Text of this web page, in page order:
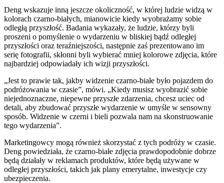
Deng wskazuje inną jeszcze okoliczność, w której ludzie widzą w
kolorach czarno-białych, mianowicie kiedy wyobrażamy sobie
odległą przyszłość. Badania wykazały, że ludzie, którzy byli
proszeni o pomyślenie o wydarzeniu w bliskiej bądź odległej
przyszłości oraz teraźniejszości, następnie zaś prezentowano im
serię fotografii, skłonni byli wybierać mniej kolorowe zdjęcia, które
najbardziej odpowiadały ich wizji przyszłości.
„Jest to prawie tak, jakby widzenie czarno-białe było pojazdem do
podróżowania w czasie”, mówi. „Kiedy musisz wyobrazić sobie
niejednoznaczne, niepewne przyszłe zdarzenia, chcesz uciec od
detali, aby zbudować przyszłe wydarzenie w umyśle w sensowny
sposób. Widzenie w czerni i bieli pozwala nam na skonstruowanie
tego wydarzenia”.
Marketingowcy mogą również skorzystać z tych podróży w czasie.
Deng powiedziała, że czarno-białe zdjęcia prawdopodobnie dobrze
będą działały w reklamach produktów, które będą używane w
odległej przyszłości, takich jak plany emerytalne, inwestycje czy
ubezpieczenia.